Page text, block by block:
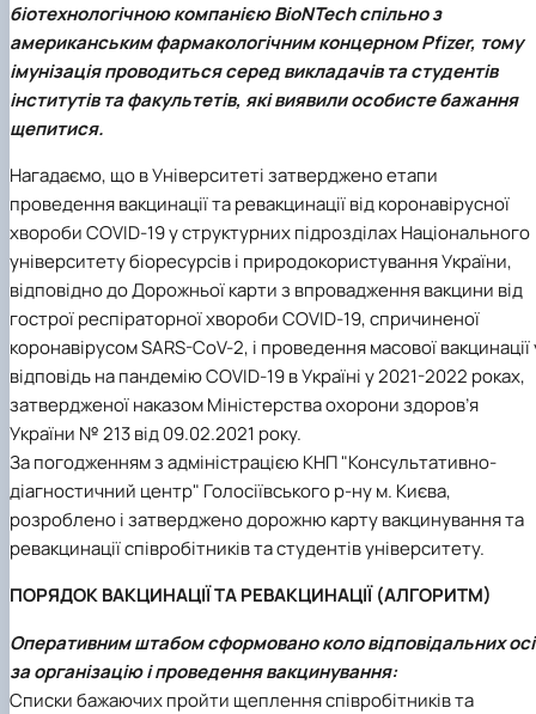
Іноземні мови
Працевлаштування
Їдальні та буфети
Студентські квитки
Центр вивчення мов
Психологічна підтримка
Інклюзивне середовище
Рада молодих вчених
Наукові школи
Стартап школа НУБіП України
Методичні рекомендації, пам'ятки
Форми документів
Патентно-ліцензійна діяльність
ЦКНО «Агропромисловий комплекс, лісове і
садово-паркове господарство, ветеринарна
медицина»
Обладнання НУБіП України
Біоетична комісія
Наукові видання
Досліднику та автору
Звіт про проведення НТЗ
Пам'ятка про проведення науково-
заходів
Порядок планування та організації
проведення НТЗ
Результати науково-технічних заходів
Монографії
Наука для бізнесу
Каталог наукових послуг
Наглядова рада
Рада роботодавців
Благодійний фонд «Голосіївська ініціатива
2020»
Історія університету
Видатні випускники та працівники
Звіт ректора
Пам'яті захисників України
Університетський кур'єр
Вибори ректора
Програма розвитку університету
ініціатива – 2025»
Доступ до публічної інформації
Державні закупівлі
Офіційна символіка
Антикорупційні заходи
Положення про антикорупційного
уповноваженого НУБіП України
Національні нормативно-правові акти
Нормативно-правові акти НУБіП України
Інформаційні ресурси НАЗК
Методичні роз’яснення НАЗК
Антикорупційні заходи
Гендерна радниця
біотехнологічною компанією BioNTech спільно з
американським фармакологічним концерном Pfizer, тому
імунізація проводиться серед викладачів та студентів
інститутів та факультетів, які виявили особисте бажання
щепитися.
Нагадаємо, що в Університеті затверджено етапи
проведення вакцинації та ревакцинації від коронавірусної
хвороби COVID-19 у структурних підрозділах Національного
університету біоресурсів і природокористування України,
відповідно до Дорожньої карти з впровадження вакцини від
гострої респіраторної хвороби COVID-19, спричиненої
коронавірусом SARS-CoV-2, і проведення масової вакцинації
відповідь на пандемію COVID-19 в Україні у 2021-2022 роках,
затвердженої наказом Міністерства охорони здоров’я
України № 213 від 09.02.2021 року.
За погодженням з адміністрацією КНП "Консультативно-
діагностичний центр" Голосіївського р-ну м. Києва,
розроблено і затверджено дорожню карту вакцинування та
ревакцинації співробітників та студентів університету.
ПОРЯДОК ВАКЦИНАЦІЇ ТА РЕВАКЦИНАЦІЇ (АЛГОРИТМ)
Оперативним штабом сформовано коло відповідальних
за організацію і проведення вакцинування:
Списки бажаючих пройти щеплення співробітників та